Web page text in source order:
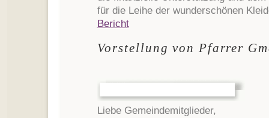
für die Leihe der wunderschönen
Bericht
Vorstellung von Pfarrer
Liebe Gemeindemitglieder,